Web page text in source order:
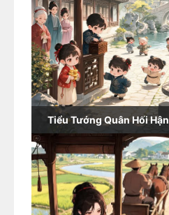
Tiểu Tướng Quân Hối Hận